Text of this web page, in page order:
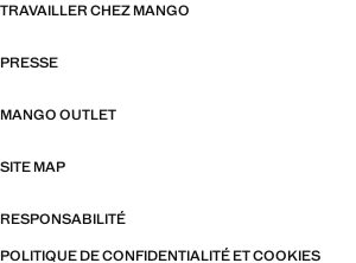
TRAVAILLER CHEZ MANGO
PRESSE
MANGO OUTLET
SITE MAP
RESPONSABILITÉ
POLITIQUE DE CONFIDENTIALITÉ ET COOKIES